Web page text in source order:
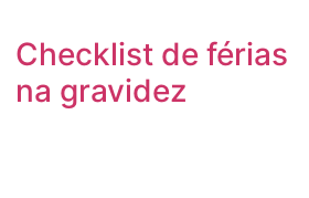
Checklist de férias
na gravidez